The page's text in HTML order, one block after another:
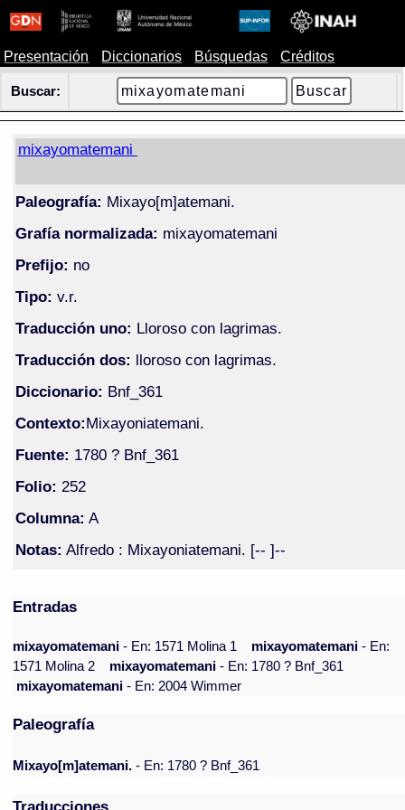
Presentación Diccionarios Búsquedas Créditos
Buscar:
mixayomatemani
Paleografía: Mixayo[m]atemani.
Grafía normalizada: mixayomatemani
Prefijo: no
Tipo: v.r.
Traducción uno: Lloroso con lagrimas.
Traducción dos: lloroso con lagrimas.
Diccionario: Bnf_361
Contexto:Mixayoniatemani.
Fuente: 1780 ? Bnf_361
Folio: 252
Columna: A
Notas: Alfredo : Mixayoniatemani. [-- ]--
Entradas
mixayomatemani- En: 1571 Molina 1 mixayomatemani- En:
1571 Molina 2
mixayomatemani- En: 1780 ? Bnf_361
mixayomatemani- En: 2004 Wimmer
Paleografía
Mixayo[m]atemani. - En: 1780 ? Bnf_361